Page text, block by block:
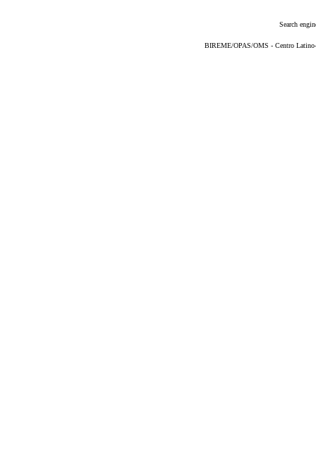
Search
BIREME/OPAS/OMS - Centro Latino-